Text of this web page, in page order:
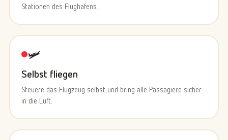
Stationen des Flughafens.
🛩️
Selbst fliegen
Steuere das Flugzeug selbst und bring alle Passagiere sicher
in die Luft.